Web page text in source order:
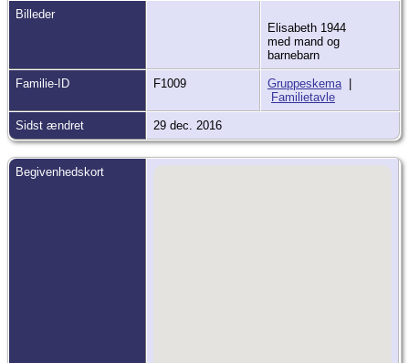
Billeder
Elisabeth 1944
med mand og
barnebarn
Familie-ID F1009 Gruppeskema|
Familietavle
Sidst ændret 29 dec. 2016
Begivenhedskort